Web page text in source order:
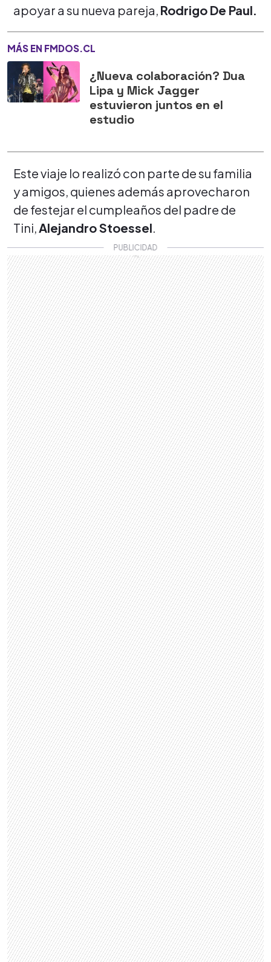
apoyar a su nueva pareja, Rodrigo De Paul.
MÁS EN FMDOS.CL
¿Nueva colaboración? Dua
Lipa y Mick Jagger
estuvieron juntos en el
estudio
Este viaje lo realizó con parte de su familia
y amigos, quienes además aprovecharon
de festejar el cumpleaños del padre de
Tini, Alejandro Stoessel.